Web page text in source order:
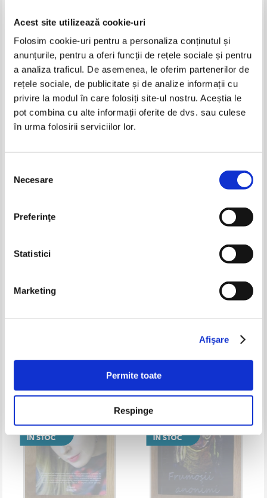
Acest site utilizează cookie-uri
Folosim cookie-uri pentru a personaliza conținutul și
anunțurile, pentru a oferi funcții de rețele sociale și pentru
a analiza traficul. De asemenea, le oferim partenerilor de
rețele sociale, de publicitate și de analize informații cu
privire la modul în care folosiți site-ul nostru. Aceștia le
pot combina cu alte informații oferite de dvs. sau culese
în urma folosirii serviciilor lor.
consimțământului
Necesare
Preferinţe
Statistici
Marketing
Afişare
Permite toate
Respinge
Simona Catrina - Andiamo
Dara Codescu, Alice Nastase
e de prisos